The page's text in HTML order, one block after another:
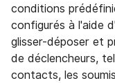
conditions
configurés à l'aide
glisser-déposer et
de déclencheurs,
contacts, les